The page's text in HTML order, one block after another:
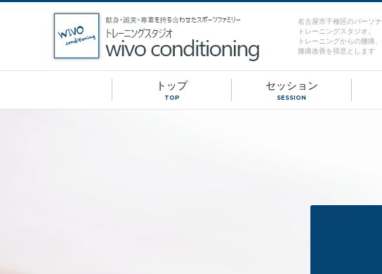
名古屋市千種区のパーソ
トレーニングスタジオ。
トレーニングからの腰痛、
膝痛改善を得意とします
トップ
TOP
セッション
SESSION